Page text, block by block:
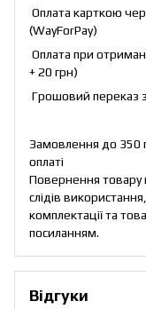
Оплата карткою
(WayForPay)
Оплата при
+ 20 грн)
Грошовий переказ
Замовлення до 350
оплаті
Повернення товару
слідів
комплектації та
посиланням.
Відгуки